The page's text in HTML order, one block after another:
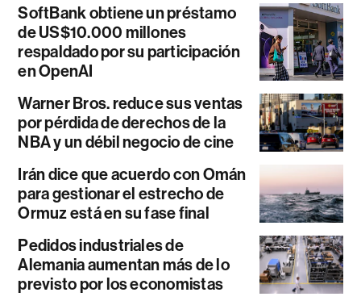
SoftBank obtiene un préstamo
de US$10.000 millones
respaldado por su participación
en OpenAI
Warner Bros. reduce sus ventas
por pérdida de derechos de la
NBA y un débil negocio de cine
Irán dice que acuerdo con Omán
para gestionar el estrecho de
Ormuz está en su fase final
Pedidos industriales de
Alemania aumentan más de lo
previsto por los economistas